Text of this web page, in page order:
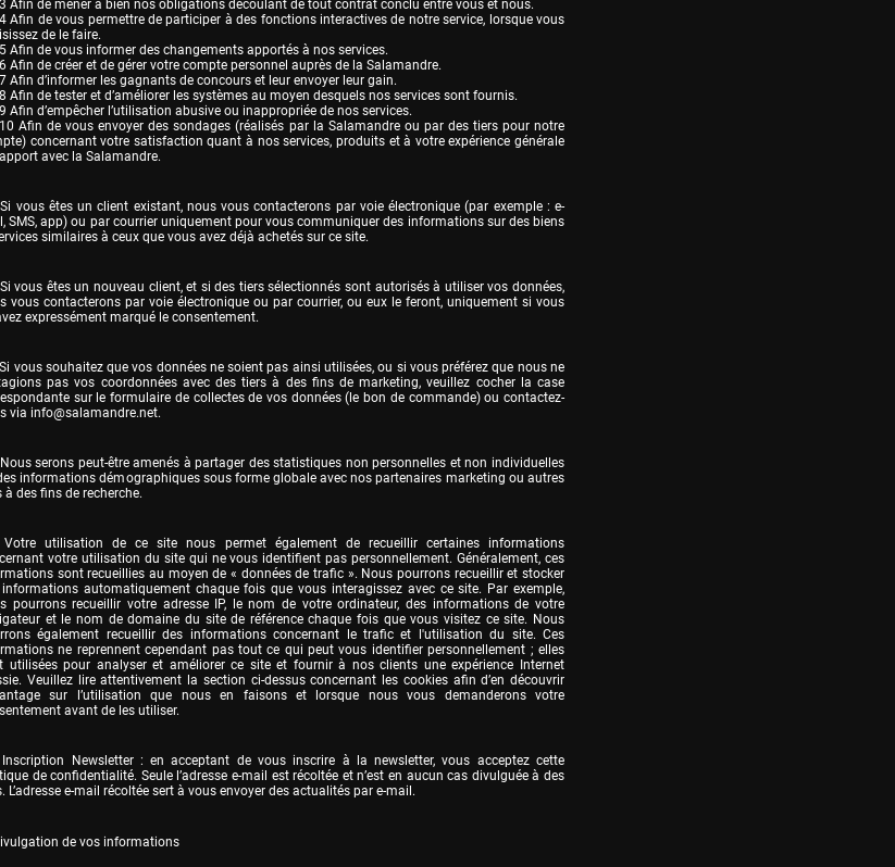
Afin de mener à bien nos obligations découlant de tout contrat conclu entre vous et nous.
Afin de vous permettre de participer à des fonctions interactives de notre service, lorsque vous
de le faire.
Afin de vous informer des changements apportés à nos services.
Afin de créer et de gérer votre compte personnel auprès de la Salamandre.
Afin d’informer les gagnants de concours et leur envoyer leur gain.
Afin de tester et d’améliorer les systèmes au moyen desquels nos services sont fournis.
Afin d’empêcher l’utilisation abusive ou inappropriée de nos services.
Afin de vous envoyer des sondages (réalisés par la Salamandre ou par des tiers pour notre
concernant votre satisfaction quant à nos services, produits et à votre expérience générale
avec la Salamandre.
vous êtes un client existant, nous vous contacterons par voie électronique (par exemple : e-
SMS, app) ou par courrier uniquement pour vous communiquer des informations sur des biens
similaires à ceux que vous avez déjà achetés sur ce site.
vous êtes un nouveau client, et si des tiers sélectionnés sont autorisés à utiliser vos données,
vous contacterons par voie électronique ou par courrier, ou eux le feront, uniquement si vous
expressément marqué le consentement.
vous souhaitez que vos données ne soient pas ainsi utilisées, ou si vous préférez que nous ne
pas vos coordonnées avec des tiers à des fins de marketing, veuillez cocher la case
sur le formulaire de collectes de vos données (le bon de commande) ou contactez-
via info@salamandre.net.
serons peut-être amenés à partager des statistiques non personnelles et non individuelles
informations démographiques sous forme globale avec nos partenaires marketing ou autres
à des fins de recherche.
utilisation de ce site nous permet également de recueillir certaines informations
votre utilisation du site qui ne vous identifient pas personnellement. Généralement, ces
sont recueillies au moyen de « données de trafic ». Nous pourrons recueillir et stocker
automatiquement chaque fois que vous interagissez avec ce site. Par exemple,
pourrons recueillir votre adresse IP, le nom de votre ordinateur, des informations de votre
et le nom de domaine du site de référence chaque fois que vous visitez ce site. Nous
également recueillir des informations concernant le trafic et l'utilisation du site. Ces
ne reprennent cependant pas tout ce qui peut vous identifier personnellement ; elles
utilisées pour analyser et améliorer ce site et fournir à nos clients une expérience Internet
Veuillez lire attentivement la section ci-dessus concernant les cookies afin d’en découvrir
sur l’utilisation que nous en faisons et lorsque nous vous demanderons votre
avant de les utiliser.
Newsletter : en acceptant de vous inscrire à la newsletter, vous acceptez cette
de confidentialité. Seule l’adresse e-mail est récoltée et n’est en aucun cas divulguée à des
L’adresse e-mail récoltée sert à vous envoyer des actualités par e-mail.
de vos informations